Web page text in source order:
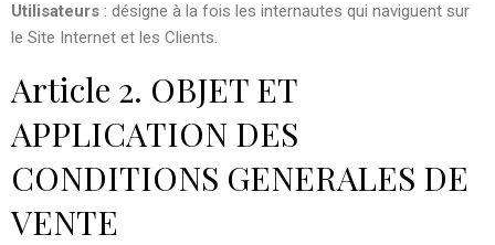
Utilisateurs : désigne à la fois les internautes qui naviguent sur
le Site Internet et les Clients.
Article 2. OBJET ET
APPLICATION DES
CONDITIONS GENERALES DE
VENTE